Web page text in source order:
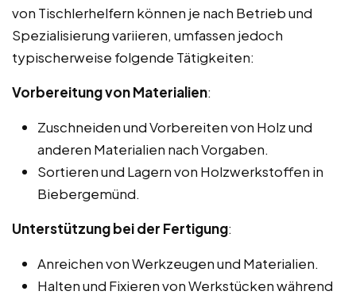
von Tischlerhelfern können je nach Betrieb und
Spezialisierung variieren, umfassen jedoch
typischerweise folgende Tätigkeiten:
Vorbereitung von Materialien:
Zuschneiden und Vorbereiten von Holz und
anderen Materialien nach Vorgaben.
Sortieren und Lagern von Holzwerkstoffen in
Biebergemünd.
Unterstützung bei der Fertigung:
Anreichen von Werkzeugen und Materialien.
Halten und Fixieren von Werkstücken während